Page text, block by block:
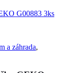
a záhrada,